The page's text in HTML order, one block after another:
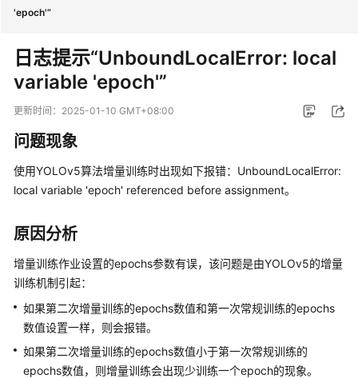
动
态
服
务
公
告
品
介
绍
费
说
明
'epoch'”
日志提示“UnboundLocalError: local
variable 'epoch'”
更新时间： 2025-01-10 GMT+08:00
问题现象
使用YOLOv5算法增量训练时出现如下报错：UnboundLocalError:
local variable 'epoch' referenced before assignment。
原因分析
增量训练作业设置的epochs参数有误，该问题是由YOLOv5的增量
训练机制引起：
如果第二次增量训练的epochs数值和第一次常规训练的epochs
数值设置一样，则会报错。
如果第二次增量训练的epochs数值小于第一次常规训练的
epochs数值，则增量训练会出现少训练一个epoch的现象。